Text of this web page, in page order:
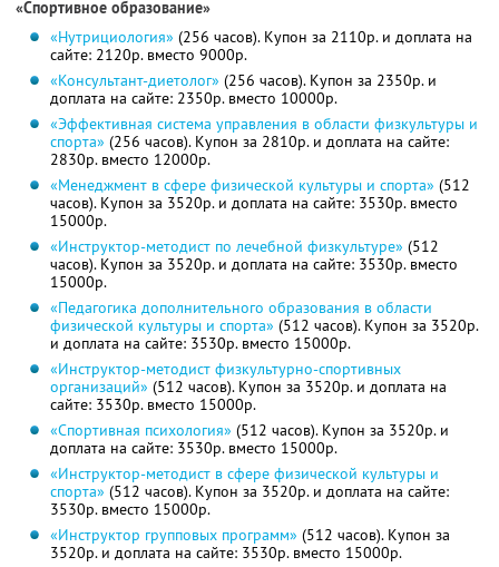
«Спортивное образование»
«Нутрициология» (256 часов). Купон за 2110р. и доплата на
сайте: 2120р. вместо 9000р.
«Консультант-диетолог» (256 часов). Купон за 2350р. и
доплата на сайте: 2350р. вместо 10000р.
«Эффективная система управления в области физкультуры и
спорта» (256 часов). Купон за 2810р. и доплата на сайте:
2830р. вместо 12000р.
«Менеджмент в сфере физической культуры и спорта» (512
часов). Купон за 3520р. и доплата на сайте: 3530р. вместо
15000р.
«Инструктор-методист по лечебной физкультуре» (512
часов). Купон за 3520р. и доплата на сайте: 3530р. вместо
15000р.
«Педагогика дополнительного образования в области
физической культуры и спорта» (512 часов). Купон за 3520р.
и доплата на сайте: 3530р. вместо 15000р.
«Инструктор-методист физкультурно-спортивных
организаций» (512 часов). Купон за 3520р. и доплата на
сайте: 3530р. вместо 15000р.
«Спортивная психология» (512 часов). Купон за 3520р. и
доплата на сайте: 3530р. вместо 15000р.
«Инструктор-методист в сфере физической культуры и
спорта» (512 часов). Купон за 3520р. и доплата на сайте:
3530р. вместо 15000р.
«Инструктор групповых программ» (512 часов). Купон за
3520р. и доплата на сайте: 3530р. вместо 15000р.